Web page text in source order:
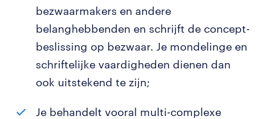
bezwaarmakers en andere
belanghebbenden en schrijft de concept-
beslissing op bezwaar. Je mondelinge en
schriftelijke vaardigheden dienen dan
ook uitstekend te zijn;
Je behandelt vooral multi-complexe